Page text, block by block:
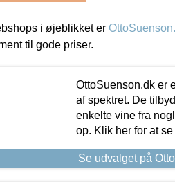
i øjeblikket er
til gode priser.
OttoSuenson.dk er
af spektret. De
enkelte vine fra
op. Klik her for at
Se udvalget på